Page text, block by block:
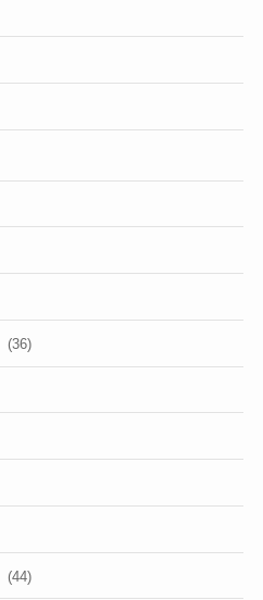
(36)
(44)